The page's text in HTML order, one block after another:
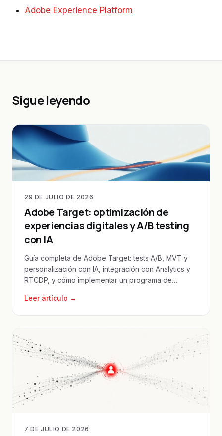
Adobe Experience Platform
Sigue leyendo
29 DE JULIO DE 2026
Adobe Target: optimización de
experiencias digitales y A/B testing
con IA
Guía completa de Adobe Target: tests A/B, MVT y
personalización con IA, integración con Analytics y
RTCDP, y cómo implementar un programa de
Leer artículo →
7 DE JULIO DE 2026